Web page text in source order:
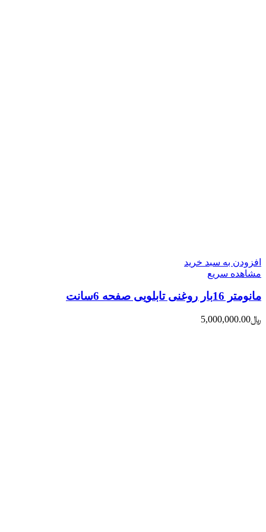
افزودن به سبد خرید
مشاهده سریع
مانومتر 16بار روغنی تابلویی صفحه 6سانت
﷼5,000,000.00